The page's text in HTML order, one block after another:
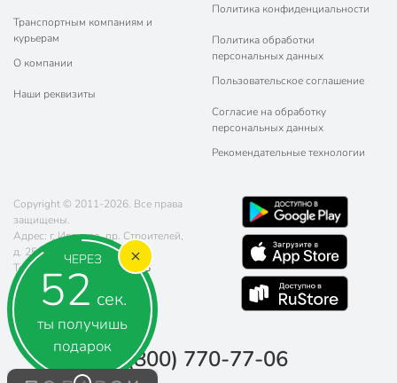
ЧЕРЕЗ
52 сек.
ты получишь
подарок
Транспортным компаниям и
курьерам
О компании
Наши реквизиты
Политика конфиденциальности
Политика обработки
персональных данных
Пользовательское соглашение
Согласие на обработку
персональных данных
Рекомендательные технологии
Copyright © 2011-2026. Все права
защищены.
Адрес: г. Иваново, пр. Строителей,
д. 25
Телефон:
8 (800) 770-77-06
Почта:sales@poryadok.ru
8 (800) 770-77-06